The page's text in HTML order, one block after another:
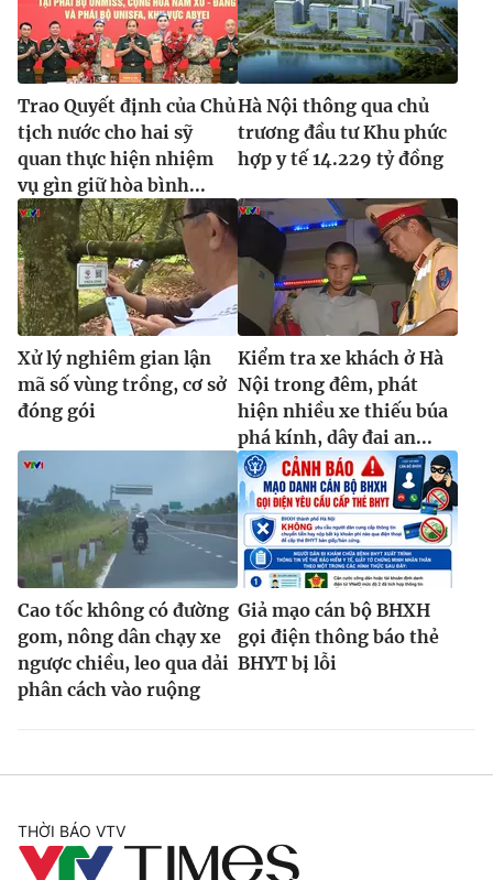
Trao Quyết định của Chủ
tịch nước cho hai sỹ
quan thực hiện nhiệm
vụ gìn giữ hòa bình...
Hà Nội thông qua chủ
trương đầu tư Khu phức
hợp y tế 14.229 tỷ đồng
Xử lý nghiêm gian lận
mã số vùng trồng, cơ sở
đóng gói
Kiểm tra xe khách ở Hà
Nội trong đêm, phát
hiện nhiều xe thiếu búa
phá kính, dây đai an...
Cao tốc không có đường
gom, nông dân chạy xe
ngược chiều, leo qua dải
phân cách vào ruộng
Giả mạo cán bộ BHXH
gọi điện thông báo thẻ
BHYT bị lỗi
THỜI BÁO VTV